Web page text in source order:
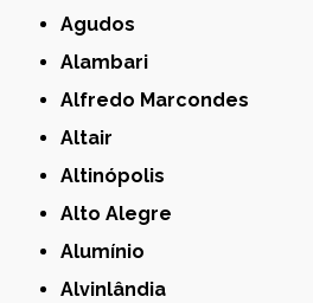
Agudos
Alambari
Alfredo Marcondes
Altair
Altinópolis
Alto Alegre
Alumínio
Alvinlândia